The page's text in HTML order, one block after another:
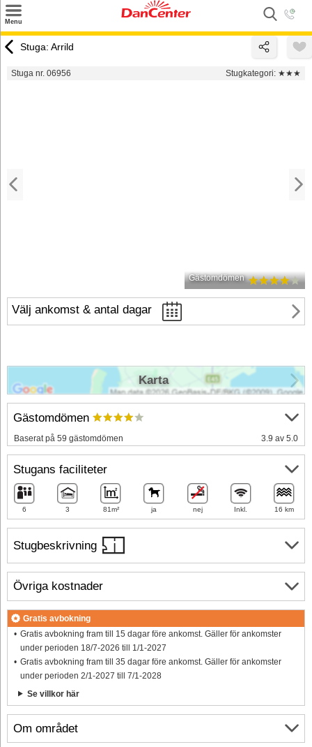
Menu
Tilbud
Stuga: Arrild
Stuga nr. 06956 Stugkategori: ★★★
Gästomdömen
Välj ankomst & antal dagar
Stugbeskrivning
Om området
Gästomdömen
Baserat på 59 gästomdömen 3.9 av 5.0
Stugans faciliteter
6 3 81m² ja nej Inkl. 16 km
Övriga kostnader
Gratis avbokning
Gratis avbokning fram till 15 dagar före ankomst. Gäller för ankomster
under perioden 18/7-2026 till 1/1-2027
Gratis avbokning fram till 35 dagar före ankomst. Gäller för ankomster
under perioden 2/1-2027 till 7/1-2028
Se villkor här
Karta